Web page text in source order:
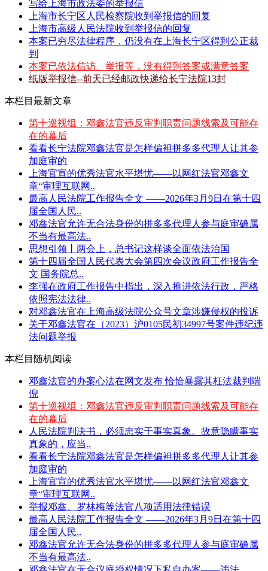
写给上海市政法委的举报信
上海市长宁区人民检察院收到举报信的回复
上海市高级人民法院收到举报信的回复
本案已穷尽法律程序，仍没有在上海长宁区得到公正裁
判
本案已依法信访、举报等，没有得到答案或满意答案
纸版举报信--前天已经邮政快递给长宁法院13封
本栏目最新文章
第十巡视组：邓鑫法官违反审判职责问题线索及可能存
在的幕后
看看长宁法院邓鑫法官是怎样偏袒拼多多代理人让其参
加庭审的
上海官宣的优秀法官水平堪忧——以网红法官邓鑫文
章“审理互联网..
最高人民法院工作报告全文 ——2026年3月9日在第十四
届全国人民..
邓鑫法官允许无合法身份的拼多多代理人参与庭审确属
不当有最高法..
思想引领丨两会上，总书记这样谈全面依法治国
第十四届全国人民代表大会第四次会议政府工作报告全
文 国务院总..
李强在政府工作报告中指出，深入推进依法行政，严格
依照宪法法律..
对邓鑫法官在上海高级法院公众号文章涉嫌侵权的投诉
关于邓鑫法官在（2023）沪0105民初34997号案件违纪违
法问题举报
本栏目随机阅读
邓鑫法官的办案心法在网文发布 恰恰暴露其枉法裁判端
倪
第十巡视组：邓鑫法官违反审判职责问题线索及可能存
在的幕后
人民法院判决书，必须忠实于事实真象。故意隐瞒事实
真象的，应当..
看看长宁法院邓鑫法官是怎样偏袒拼多多代理人让其参
加庭审的
上海官宣的优秀法官水平堪忧——以网红法官邓鑫文
章“审理互联网..
举报邓鑫、罗林梅等法官八项适用法律错误
最高人民法院工作报告全文 ——2026年3月9日在第十四
届全国人民..
邓鑫法官允许无合法身份的拼多多代理人参与庭审确属
不当有最高法..